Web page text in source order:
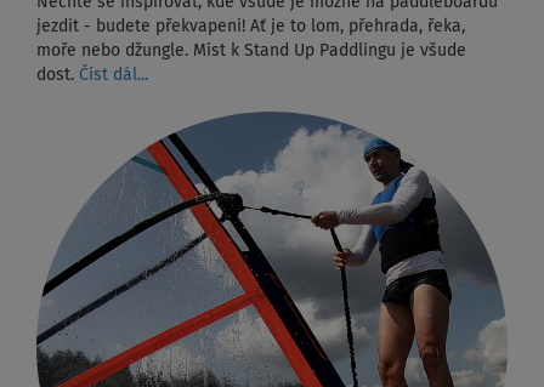
jezdit - budete překvapeni! Ať je to lom, přehrada, řeka,
moře nebo džungle. Míst k Stand Up Paddlingu je všude
dost. Číst dál...